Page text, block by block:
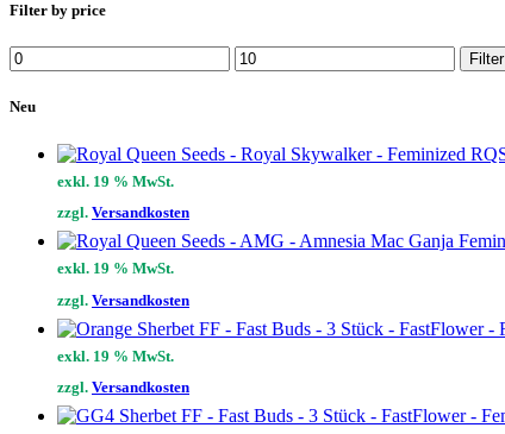
Filter by price
Min.
Preis
Max.
Preis
Filter
Neu
exkl. 19 % MwSt.
zzgl. Versandkosten
exkl. 19 % MwSt.
zzgl. Versandkosten
exkl. 19 % MwSt.
zzgl. Versandkosten